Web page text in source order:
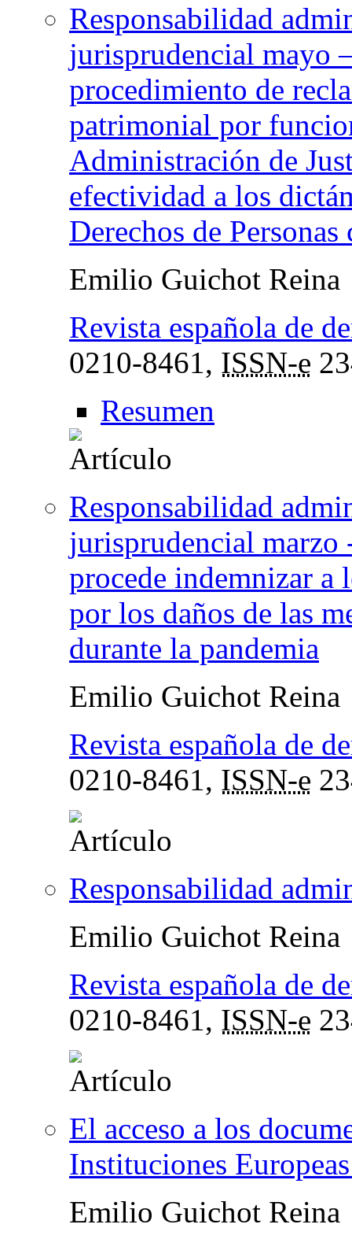
Responsabilidad
jurisprudencial mayo
procedimiento de
patrimonial por
Administración de
efectividad a los
Derechos de
Emilio Guichot Reina
Revista española de
0210-8461, ISSN-e
Resumen
Responsabilidad
jurisprudencial marzo
procede indemnizar a
por los daños de las
durante la pandemia
Emilio Guichot Reina
Revista española de
0210-8461, ISSN-e
Responsabilidad
Emilio Guichot Reina
Revista española de
0210-8461, ISSN-e
El acceso a los
Instituciones
Emilio Guichot Reina